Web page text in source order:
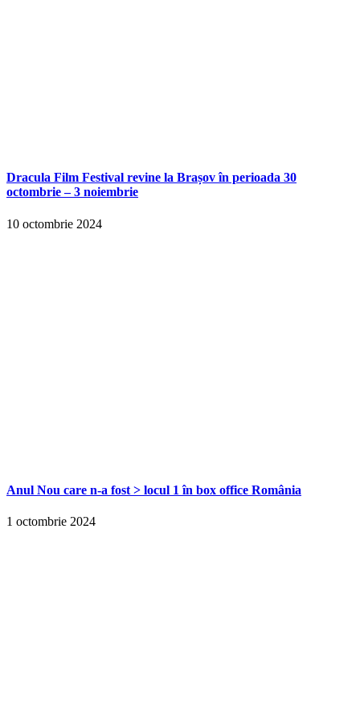
Dracula Film Festival revine la Brașov în perioada 30
octombrie – 3 noiembrie
10 octombrie 2024
Anul Nou care n-a fost > locul 1 în box office România
1 octombrie 2024